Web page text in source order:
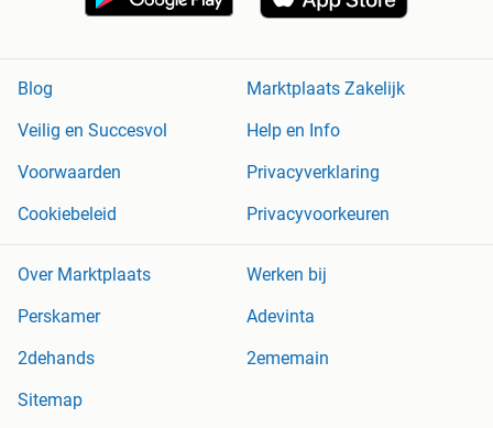
Blog
Marktplaats Zakelijk
Veilig en Succesvol
Help en Info
Voorwaarden
Privacyverklaring
Cookiebeleid
Privacyvoorkeuren
Over Marktplaats
Werken bij
Perskamer
Adevinta
2dehands
2ememain
Sitemap